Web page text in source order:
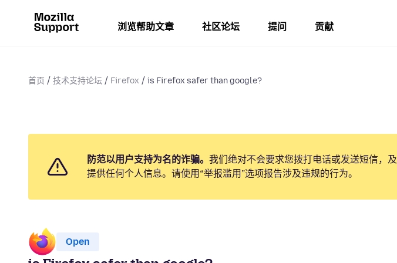
浏览帮助文章 社区论坛 提问 贡献
首页 技术支持论坛 Firefox is Firefox safer than google?
防范以用户支持为名的诈骗。 我们绝对不会要求您拨打电话或发送短信，及
提供任何个人信息。请使用“举报滥用”选项报告涉及违规的行为。
Open